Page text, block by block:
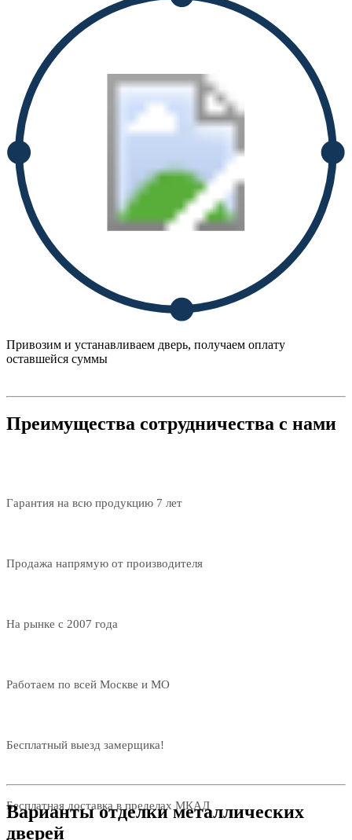
Привозим и устанавливаем дверь, получаем оплату
оставшейся суммы
Преимущества сотрудничества с нами
Гарантия на всю продукцию 7 лет
Продажа напрямую от производителя
На рынке с 2007 года
Работаем по всей Москве и МО
Бесплатный выезд замерщика!
Бесплатная доставка в пределах МКАД
Варианты отделки металлических
дверей